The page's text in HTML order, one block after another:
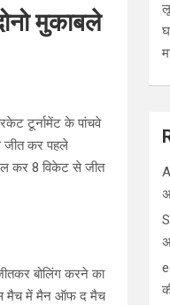
मुकाबले
टूर्नामेंट के पांचवे
जीत कर पहले
कर 8 विकेट से जीत
बोलिंग करने का
इस मैच में मैन ऑफ द मैच